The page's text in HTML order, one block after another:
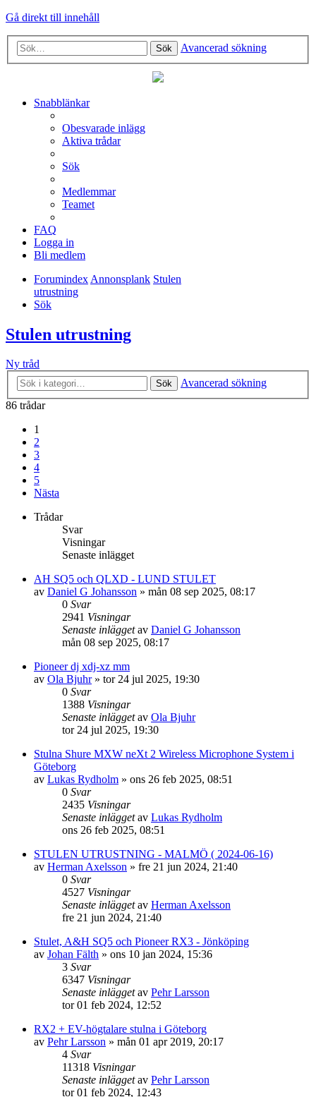
Gå direkt till innehåll
Sök Avancerad sökning
Snabblänkar
Obesvarade inlägg
Aktiva trådar
Sök
Medlemmar
Teamet
FAQ
Logga in
Bli medlem
Forumindex Annonsplank Stulen
utrustning
Sök
Stulen utrustning
Ny tråd
Sök
Avancerad sökning
86 trådar
1
2
3
4
5
Nästa
Trådar
Svar
Visningar
Senaste inlägget
AH SQ5 och QLXD - LUND STULET
av Daniel G Johansson » mån 08 sep 2025, 08:17
0 Svar
2941 Visningar
Senaste inläggetav Daniel G Johansson
mån 08 sep 2025, 08:17
Pioneer dj xdj-xz mm
av Ola Bjuhr» tor 24 jul 2025, 19:30
0 Svar
1388 Visningar
Senaste inläggetav Ola Bjuhr
tor 24 jul 2025, 19:30
Stulna Shure MXW neXt 2 Wireless Microphone System i
Göteborg
av Lukas Rydholm » ons 26 feb 2025, 08:51
0 Svar
2435 Visningar
Senaste inläggetav Lukas Rydholm
ons 26 feb 2025, 08:51
STULEN UTRUSTNING - MALMÖ ( 2024-06-16)
av Herman Axelsson » fre 21 jun 2024, 21:40
0 Svar
4527 Visningar
Senaste inläggetav Herman Axelsson
fre 21 jun 2024, 21:40
Stulet, A&H SQ5 och Pioneer RX3 - Jönköping
av Johan Fälth » ons 10 jan 2024, 15:36
3 Svar
6347 Visningar
Senaste inläggetav Pehr Larsson
tor 01 feb 2024, 12:52
RX2 + EV-högtalare stulna i Göteborg
av Pehr Larsson » mån 01 apr 2019, 20:17
4 Svar
11318 Visningar
Senaste inläggetav Pehr Larsson
tor 01 feb 2024, 12:43